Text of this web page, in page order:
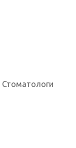
Стоматологи